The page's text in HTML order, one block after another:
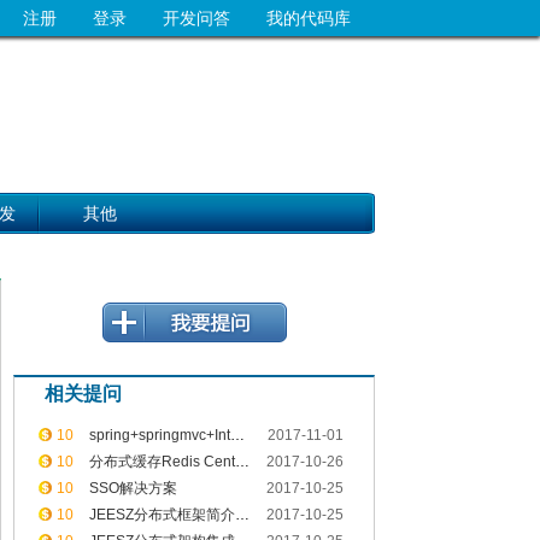
我的代码库
开发问答
登录
注册
其他
相关提问
2017-11-01
10
spring+springmvc+Interceptor+jwt+redis实现sso单点登录
2017-10-26
10
分布式缓存Redis Centos下单节点安装
2017-10-25
10
SSO解决方案
2017-10-25
10
JEESZ分布式框架简介--技术介绍文档